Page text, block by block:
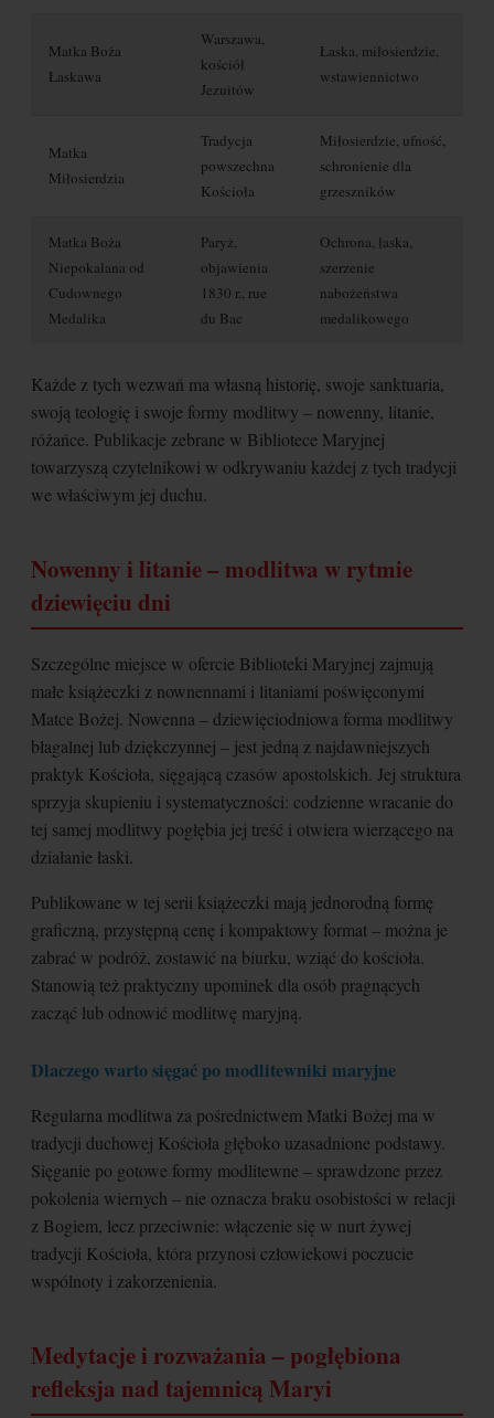
Matka Boża
Łaskawa
Warszawa,
kościół
Jezuitów
Łaska, miłosierdzie,
wstawiennictwo
Matka
Miłosierdzia
Tradycja
powszechna
Kościoła
Miłosierdzie, ufność,
schronienie dla
grzeszników
Matka Boża
Niepokalana od
Cudownego
Medalika
Paryż,
objawienia
1830 r., rue
du Bac
Ochrona, łaska,
szerzenie
nabożeństwa
medalikowego
Każde z tych wezwań ma własną historię, swoje sanktuaria,
swoją teologię i swoje formy modlitwy – nowenny, litanie,
różańce. Publikacje zebrane w Bibliotece Maryjnej
towarzyszą czytelnikowi w odkrywaniu każdej z tych tradycji
we właściwym jej duchu.
Nowenny i litanie – modlitwa w rytmie
dziewięciu dni
Szczególne miejsce w ofercie Biblioteki Maryjnej zajmują
małe książeczki z nownennami i litaniami poświęconymi
Matce Bożej. Nowenna – dziewięciodniowa forma modlitwy
błagalnej lub dziękczynnej – jest jedną z najdawniejszych
praktyk Kościoła, sięgającą czasów apostolskich. Jej struktura
sprzyja skupieniu i systematyczności: codzienne wracanie do
tej samej modlitwy pogłębia jej treść i otwiera wierzącego na
działanie łaski.
Publikowane w tej serii książeczki mają jednorodną formę
graficzną, przystępną cenę i kompaktowy format – można je
zabrać w podróż, zostawić na biurku, wziąć do kościoła.
Stanowią też praktyczny upominek dla osób pragnących
zacząć lub odnowić modlitwę maryjną.
Dlaczego warto sięgać po modlitewniki maryjne
Regularna modlitwa za pośrednictwem Matki Bożej ma w
tradycji duchowej Kościoła głęboko uzasadnione podstawy.
Sięganie po gotowe formy modlitewne – sprawdzone przez
pokolenia wiernych – nie oznacza braku osobistości w relacji
z Bogiem, lecz przeciwnie: włączenie się w nurt żywej
tradycji Kościoła, która przynosi człowiekowi poczucie
wspólnoty i zakorzenienia.
Medytacje i rozważania – pogłębiona
refleksja nad tajemnicą Maryi